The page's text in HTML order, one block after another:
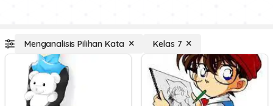
Menganalisis Pilihan Kata Kelas 7